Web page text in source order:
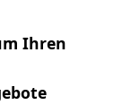
Ihren